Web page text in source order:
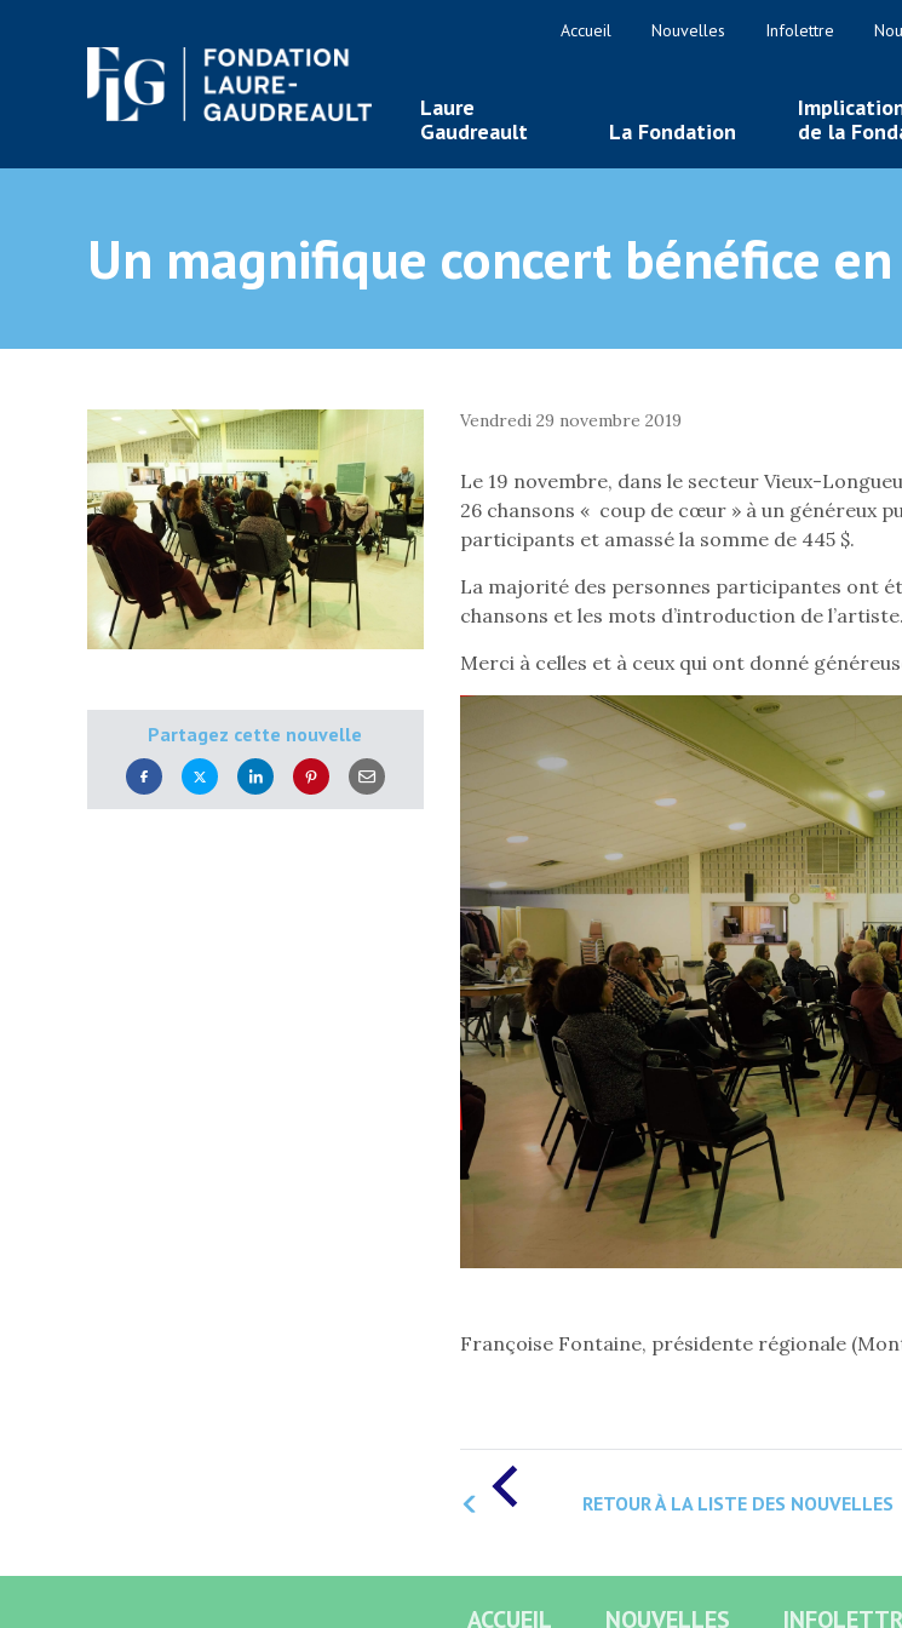
Accueil Nouvelles Infolettre
Laure
Gaudreault
La Fondation
de la
Un magnifique concert bénéfice
Partagez cette nouvelle
Vendredi 29 novembre 2019
Le 19 novembre, dans le secteur Vieux-
26 chansons « coup de cœur » à un généreux
participants et amassé la somme de 445 $.
La majorité des personnes participantes ont
chansons et les mots d’introduction de l’artiste.
Merci à celles et à ceux qui ont donné
Françoise Fontaine, présidente régionale
RETOUR À LA LISTE DES NOUVELLES
ACCUEIL NOUVELLES